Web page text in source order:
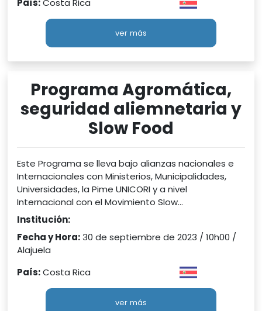
País:Costa Rica
ver más
Programa Agromática,
seguridad aliemnetaria y
Slow Food
Este Programa se lleva bajo alianzas nacionales e
Internacionales con Ministerios, Municipalidades,
Universidades, la Pime UNICORI y a nivel
Internacional con el Movimiento Slow...
Institución:
Fecha y Hora:30 de septiembre de 2023 / 10h00 /
Alajuela
País:Costa Rica
ver más